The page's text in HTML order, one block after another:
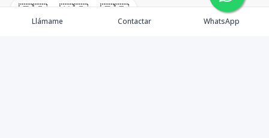
🇪🇸 🇺🇸 🇫🇷
Llámame Contactar WhatsApp